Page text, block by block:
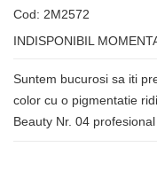
Cod: 2M2572
INDISPONIBIL
Suntem bucurosi sa iti
color cu o pigmentatie
Beauty Nr. 04